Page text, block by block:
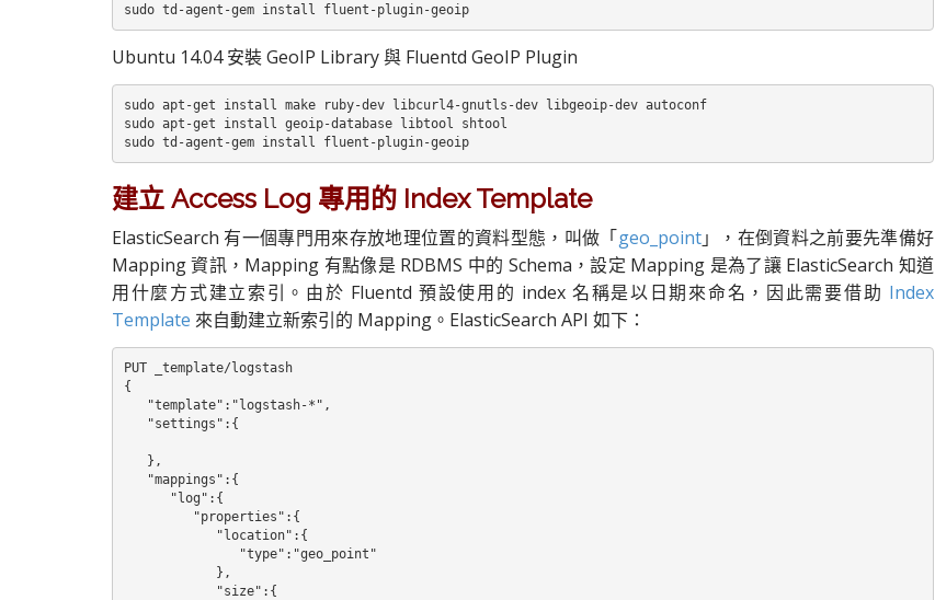
sudo td-agent-gem install fluent-plugin-geoip
Ubuntu 14.04 安裝 GeoIP Library 與 Fluentd GeoIP Plugin
sudo apt-get install make ruby-dev libcurl4-gnutls-dev libgeoip-dev autoconf
sudo apt-get install geoip-database libtool shtool
sudo td-agent-gem install fluent-plugin-geoip
建立 Access Log 專用的 Index Template
ElasticSearch 有一個專門用來存放地理位置的資料型態，叫做「geo_point」，在倒資料之前要先準備好
Mapping 資訊，Mapping 有點像是 RDBMS 中的 Schema，設定 Mapping 是為了讓 ElasticSearch 知道
用什麼方式建立索引。由於 Fluentd 預設使用的 index 名稱是以日期來命名，因此需要借助 Index
Template 來自動建立新索引的 Mapping。ElasticSearch API 如下：
PUT _template/logstash
{
   "template":"logstash-*",
   "settings":{
   },
   "mappings":{
      "log":{
         "properties":{
            "location":{
               "type":"geo_point"
            },
            "size":{